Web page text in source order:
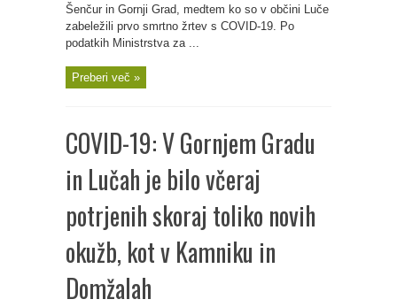
Šenčur in Gornji Grad, medtem ko so v občini Luče
zabeležili prvo smrtno žrtev s COVID-19. Po
podatkih Ministrstva za ...
Preberi več »
COVID-19: V Gornjem Gradu
in Lučah je bilo včeraj
potrjenih skoraj toliko novih
okužb, kot v Kamniku in
Domžalah